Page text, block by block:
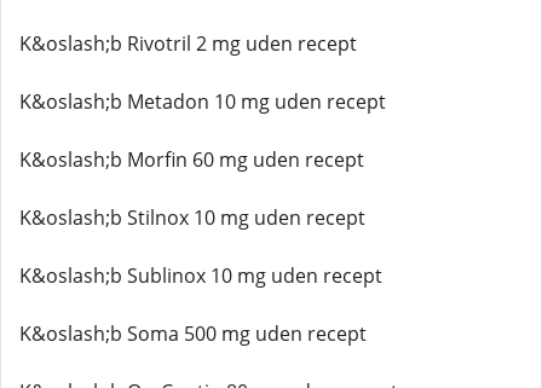
K&oslash;b Rivotril 2 mg uden recept
K&oslash;b Metadon 10 mg uden recept
K&oslash;b Morfin 60 mg uden recept
K&oslash;b Stilnox 10 mg uden recept
K&oslash;b Sublinox 10 mg uden recept
K&oslash;b Soma 500 mg uden recept